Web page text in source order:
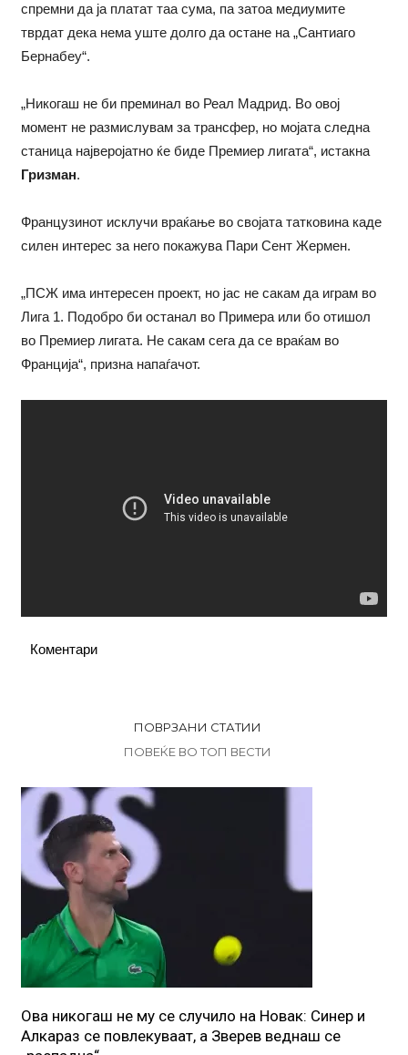
спремни да ја платат таа сума, па затоа медиумите
тврдат дека нема уште долго да остане на „Сантиаго
Бернабеу“.
„Никогаш не би преминал во Реал Мадрид. Во овој
момент не размислувам за трансфер, но мојата следна
станица најверојатно ќе биде Премиер лигата“, истакна
Гризман.
Французинот исклучи враќање во својата татковина каде
силен интерес за него покажува Пари Сент Жермен.
„ПСЖ има интересен проект, но јас не сакам да играм во
Лига 1. Подобро би останал во Примера или бо отишол
во Премиер лигата. Не сакам сега да се враќам во
Франција“, призна напаѓачот.
Коментари
ПОВРЗАНИ СТАТИИ
ПОВЕЌЕ ВО ТОП ВЕСТИ
Ова никогаш не му се случило на Новак: Синер и
Алкараз се повлекуваат, а Зверев веднаш се